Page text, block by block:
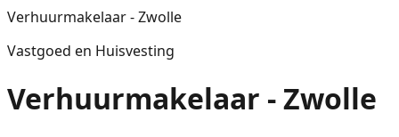
Verhuurmakelaar - Zwolle
Vastgoed en Huisvesting
Verhuurmakelaar - Zwolle